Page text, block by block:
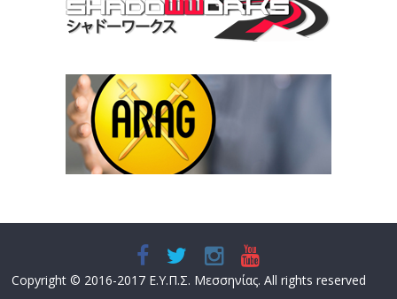
Copyright © 2016-2017 Ε.Υ.Π.Σ. Μεσσηνίας. All rights reserved